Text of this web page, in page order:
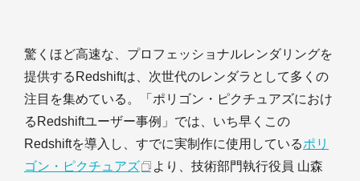
驚くほど高速な、プロフェッショナルレンダリングを
提供するRedshiftは、次世代のレンダラとして多くの
注目を集めている。「ポリゴン・ピクチュアズにおけ
るRedshiftユーザー事例」では、いち早くこの
Redshiftを導入し、すでに実制作に使用しているポリ
ゴン・ピクチュアズ
より、技術部門執行役員 山森